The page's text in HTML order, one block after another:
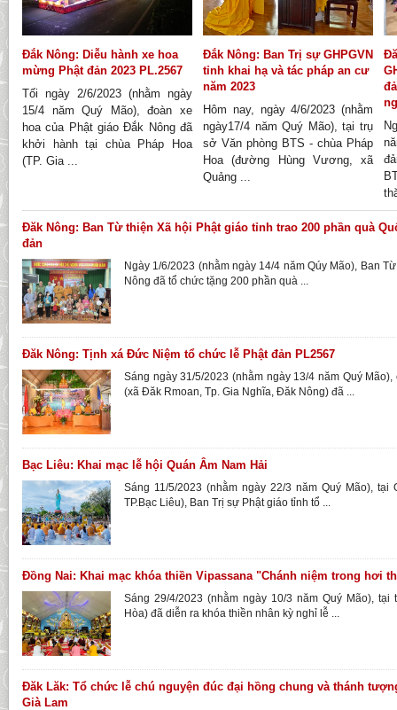
Đắk Nông: Diễu hành xe hoa
mừng Phật đản 2023 PL.2567
Tối ngày 2/6/2023 (nhằm ngày
15/4 năm Quý Mão), đoàn xe
hoa của Phật giáo Đắk Nông đã
khởi hành tại chùa Pháp Hoa
(TP. Gia ...
Đắk Nông: Ban Trị sự GHPGVN
tỉnh khai hạ và tác pháp an cư
năm 2023
Hôm nay, ngày 4/6/2023 (nhằm
ngày17/4 năm Quý Mão), tại trụ
sở Văn phòng BTS - chùa Pháp
Hoa (đường Hùng Vương, xã
Quảng ...
Đăk Nông: Ban Từ thiện Xã hội Phật giáo tỉnh trao 200 phần quà
đản
Ngày 1/6/2023 (nhằm ngày 14/4 năm Qúy Mão), Ban
Nông đã tổ chức tặng 200 phần quà ...
Đăk Nông: Tịnh xá Đức Niệm tổ chức lễ Phật đản PL2567
Sáng ngày 31/5/2023 (nhằm ngày 13/4 năm Quý
(xã Đăk Rmoan, Tp. Gia Nghĩa, Đăk Nông) đã ...
Bạc Liêu: Khai mạc lễ hội Quán Âm Nam Hải
Sáng 11/5/2023 (nhằm ngày 22/3 năm Quý Mão), tại
TP.Bạc Liêu), Ban Trị sự Phật giáo tỉnh tổ ...
Đồng Nai: Khai mạc khóa thiền Vipassana "Chánh niệm trong hơi
Sáng 29/4/2023 (nhằm ngày 10/3 năm Quý Mão), tại
Hòa) đã diễn ra khóa thiền nhân kỳ nghỉ lễ ...
Đăk Lăk: Tổ chức lễ chú nguyện đúc đại hồng chung và thánh
Già Lam